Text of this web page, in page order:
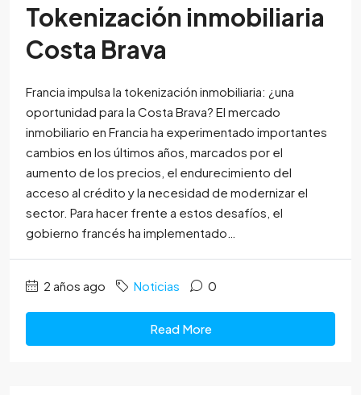
Tokenización inmobiliaria
Costa Brava
Francia impulsa la tokenización inmobiliaria: ¿una
oportunidad para la Costa Brava? El mercado
inmobiliario en Francia ha experimentado importantes
cambios en los últimos años, marcados por el
aumento de los precios, el endurecimiento del
acceso al crédito y la necesidad de modernizar el
sector. Para hacer frente a estos desafíos, el
gobierno francés ha implementado…
2 años ago Noticias 0
Read More